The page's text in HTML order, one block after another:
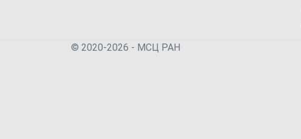
© 2020-2026 - МСЦ РАН